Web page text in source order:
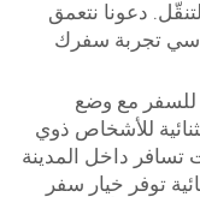
دعونا نتعمق
تجربة سفرك
للسفر مع وضع
للأشخاص ذوي
تسافر داخل المدينة
توفر خيار سفر